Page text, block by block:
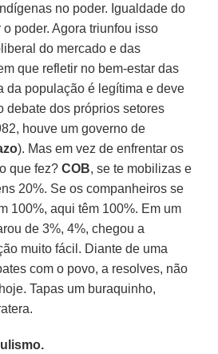
no poder. Igualdade do
poder. Agora triunfou isso
do mercado e das
que refletir no bem-estar das
da população é legítima e deve
debate dos próprios setores
houve um governo de
). Mas em vez de enfrentar os
que fez?COB, se te mobilizas e
20%. Se os companheiros se
100%, aqui têm 100%. Em um
de 3%, 4%, chegou a
muito fácil. Diante de uma
com o povo, a resolves, não
Tapas um buraquinho,